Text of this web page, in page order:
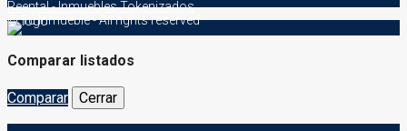
Reental - Inmuebles Tokenizados
© Tu Inmueble - All rights reserved
Comparar listados
Comparar Cerrar